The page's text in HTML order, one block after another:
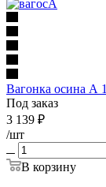
Вагонка осина А
Под заказ
3 139 ₽
/шт
В корзину